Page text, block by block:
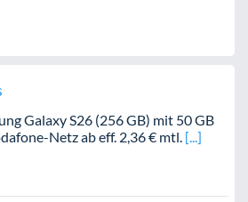
Galaxy S26 (256 GB) mit 50 GB
Netz ab eff. 2,36 € mtl.